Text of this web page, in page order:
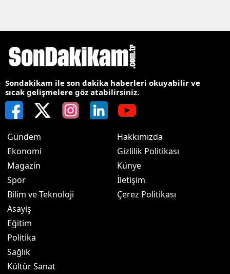
Sondakikam ile son dakika haberleri okuyabilir ve
sıcak gelişmelere göz atabilirsiniz.
Gündem
Ekonomi
Magazin
Spor
Bilim ve Teknoloji
Asayiş
Eğitim
Politika
Sağlık
Kültür Sanat
Hakkımızda
Gizlilik Politikası
Künye
İletişim
Çerez Politikası